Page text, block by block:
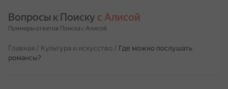
Вопросы к Поиску с Алисой
Примеры ответов Поиска с Алисой
Главная / Культура и искусство / Где можно послушать
романсы?